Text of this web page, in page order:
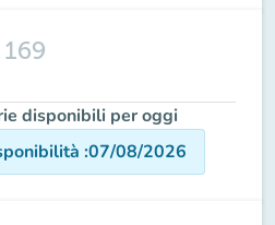
disponibili per oggi
:07/08/2026